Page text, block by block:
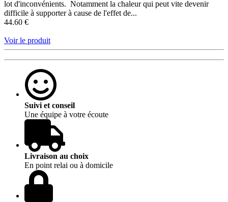
lot d'inconvénients. Notamment la chaleur qui peut vite devenir
difficile à supporter à cause de l'effet de...
44.60 €
Voir le produit
Suivi et conseil
Une équipe à votre écoute
Livraison au choix
En point relai ou à domicile